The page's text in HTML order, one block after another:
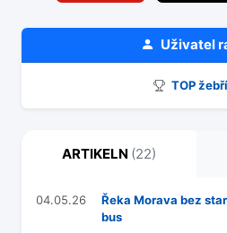
Uživatel
TOP
ARTIKELN (22)
04.05.26
Řeka Morava bez
bus